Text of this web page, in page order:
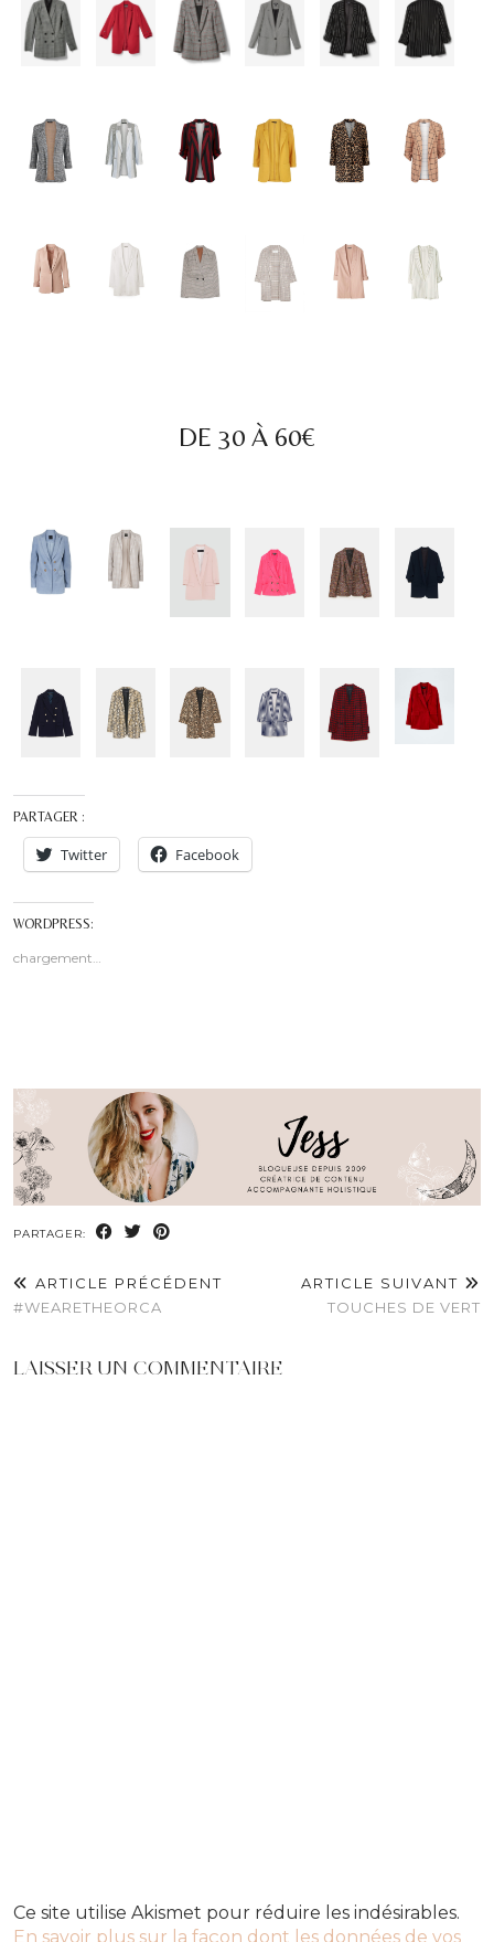
DE 30 À 60€
PARTAGER :
Twitter Facebook
WORDPRESS:
chargement…
PARTAGER:
ARTICLE PRÉCÉDENT
#WEARETHEORCA
ARTICLE SUIVANT
TOUCHES DE VERT
LAISSER UN COMMENTAIRE
Ce site utilise Akismet pour réduire les indésirables.
En savoir plus sur la façon dont les données de vos